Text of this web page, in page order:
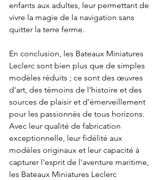
enfants aux adultes, leur permettant de
vivre la magie de la navigation sans
quitter la terre ferme.
En conclusion, les Bateaux Miniatures
Leclerc sont bien plus que de simples
modèles réduits ; ce sont des œuvres
d'art, des témoins de l'histoire et des
sources de plaisir et d'émerveillement
pour les passionnés de tous horizons.
Avec leur qualité de fabrication
exceptionnelle, leur fidélité aux
modèles originaux et leur capacité à
capturer l'esprit de l'aventure maritime,
les Bateaux Miniatures Leclerc